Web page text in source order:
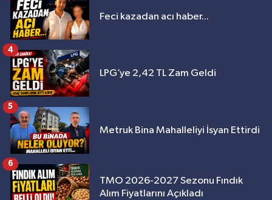
Feci kazadan acı haber...
LPG’ye 2,42 TL Zam Geldi
4
Metruk Bina Mahalleliyi İsyan Ettirdi
5
TMO 2026-2027 Sezonu Fındık
Alım Fiyatlarını Açıkladı
6